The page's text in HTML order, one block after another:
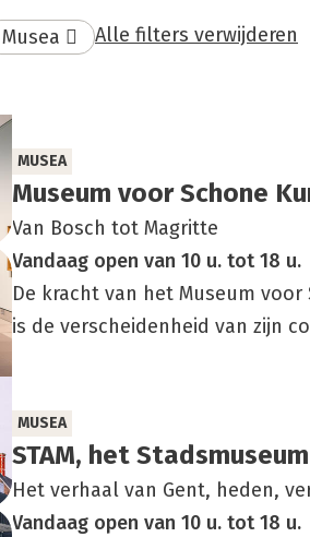
Verwijder
Musea Alle filters verwijderen
Muse­um voor Scho­ne
Van Bosch tot Magritte
MUSEA
Vandaag open van 10 u. tot18 u.
De kracht van het Museum
is de verscheidenheid van zijn
STAM, het
Het verhaal van Gent, heden,
MUSEA
Vandaag open van 10 u. tot18 u.